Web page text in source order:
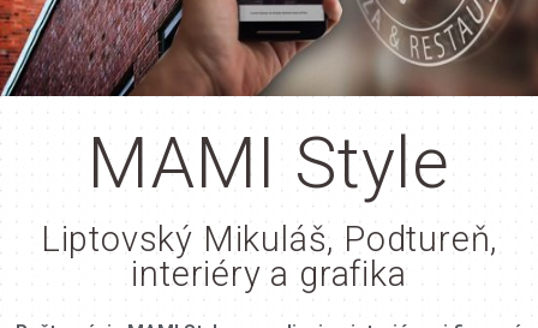
MAMI Style
Liptovský Mikuláš, Podtureň,
interiéry a grafika